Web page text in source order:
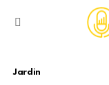
Jardin